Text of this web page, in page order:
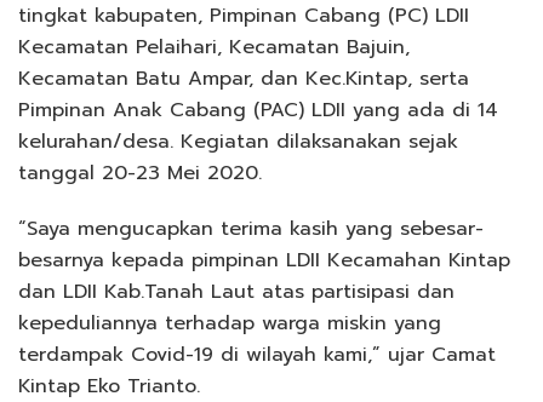
tingkat kabupaten, Pimpinan Cabang (PC) LDII
Kecamatan Pelaihari, Kecamatan Bajuin,
Kecamatan Batu Ampar, dan Kec.Kintap, serta
Pimpinan Anak Cabang (PAC) LDII yang ada di 14
kelurahan/desa. Kegiatan dilaksanakan sejak
tanggal 20-23 Mei 2020.
“Saya mengucapkan terima kasih yang sebesar-
besarnya kepada pimpinan LDII Kecamahan Kintap
dan LDII Kab.Tanah Laut atas partisipasi dan
kepeduliannya terhadap warga miskin yang
terdampak Covid-19 di wilayah kami,” ujar Camat
Kintap Eko Trianto.